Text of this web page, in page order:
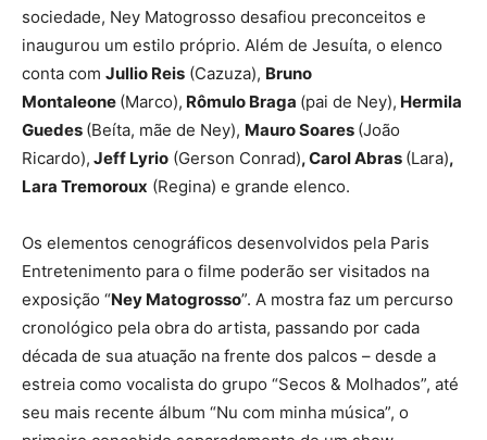
sociedade, Ney Matogrosso desafiou preconceitos e
inaugurou um estilo próprio. Além de Jesuíta, o elenco
conta com Jullio Reis (Cazuza), Bruno
Montaleone (Marco), Rômulo Braga (pai de Ney), Hermila
Guedes (Beíta, mãe de Ney), Mauro Soares (João
Ricardo), Jeff Lyrio (Gerson Conrad), Carol Abras (Lara),
Lara Tremoroux (Regina) e grande elenco.
Os elementos cenográficos desenvolvidos pela Paris
Entretenimento para o filme poderão ser visitados na
exposição “Ney Matogrosso”. A mostra faz um percurso
cronológico pela obra do artista, passando por cada
década de sua atuação na frente dos palcos – desde a
estreia como vocalista do grupo “Secos & Molhados”, até
seu mais recente álbum “Nu com minha música”, o